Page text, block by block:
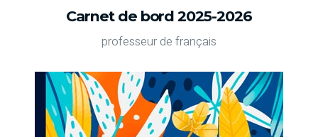
Carnet de bord 2025-2026
professeur de français